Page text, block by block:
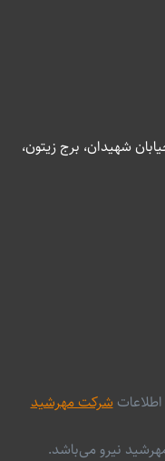
شهیدان، برج زیتون،
اطلاعاتشرکت مهرشید
نیرو می‌باشد.